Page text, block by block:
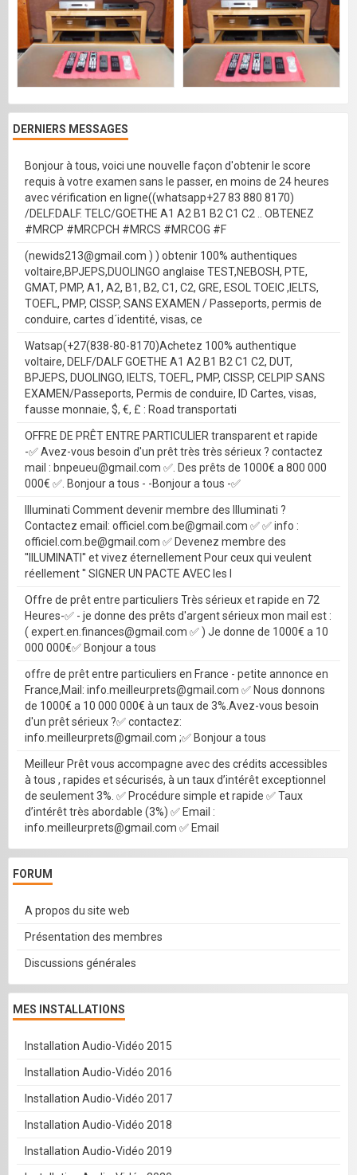
DERNIERS MESSAGES
Bonjour à tous, voici une nouvelle façon d'obtenir le score
requis à votre examen sans le passer, en moins de 24 heures
avec vérification en ligne((whatsapp+27 83 880 8170)
/DELF.DALF. TELC/GOETHE A1 A2 B1 B2 C1 C2 .. OBTENEZ
#MRCP #MRCPCH #MRCS #MRCOG #F
(newids213@gmail.com ) ) obtenir 100% authentiques
voltaire,BPJEPS,DUOLINGO anglaise TEST,NEBOSH, PTE,
GMAT, PMP, A1, A2, B1, B2, C1, C2, GRE, ESOL TOEIC ,IELTS,
TOEFL, PMP, CISSP, SANS EXAMEN / Passeports, permis de
conduire, cartes d´identité, visas, ce
Watsap(+27(838-80-8170)Achetez 100% authentique
voltaire, DELF/DALF GOETHE A1 A2 B1 B2 C1 C2, DUT,
BPJEPS, DUOLINGO, IELTS, TOEFL, PMP, CISSP, CELPIP SANS
EXAMEN/Passeports, Permis de conduire, ID Cartes, visas,
fausse monnaie, $, €, £ : Road transportati
OFFRE DE PRÊT ENTRE PARTICULIER transparent et rapide
-✅ Avez-vous besoin d'un prêt très très sérieux ? contactez
mail : bnpeueu@gmail.com ✅. Des prêts de 1000€ a 800 000
000€ ✅. Bonjour a tous - -Bonjour a tous -✅
Illuminati Comment devenir membre des Illuminati ?
Contactez email: officiel.com.be@gmail.com ✅ ✅ info :
officiel.com.be@gmail.com ✅ Devenez membre des
''IILUMINATI'' et vivez éternellement Pour ceux qui veulent
réellement '' SIGNER UN PACTE AVEC les I
Offre de prêt entre particuliers Très sérieux et rapide en 72
Heures-✅ - je donne des prêts d'argent sérieux mon mail est :
( expert.en.finances@gmail.com ✅ ) Je donne de 1000€ a 10
000 000€✅ Bonjour a tous
offre de prêt entre particuliers en France - petite annonce en
France,Mail: info.meilleurprets@gmail.com ✅ Nous donnons
de 1000€ a 10 000 000€ à un taux de 3%.Avez-vous besoin
d'un prêt sérieux ?✅ contactez:
info.meilleurprets@gmail.com ;✅ Bonjour a tous
Meilleur Prêt vous accompagne avec des crédits accessibles
à tous , rapides et sécurisés, à un taux d’intérêt exceptionnel
de seulement 3%. ✅ Procédure simple et rapide ✅ Taux
d’intérêt très abordable (3%) ✅ Email :
info.meilleurprets@gmail.com ✅ Email
FORUM
A propos du site web
Présentation des membres
Discussions générales
MES INSTALLATIONS
Installation Audio-Vidéo 2015
Installation Audio-Vidéo 2016
Installation Audio-Vidéo 2017
Installation Audio-Vidéo 2018
Installation Audio-Vidéo 2019